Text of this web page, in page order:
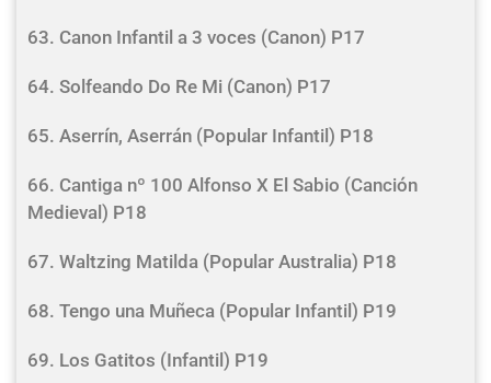
63. Canon Infantil a 3 voces (Canon) P17
64. Solfeando Do Re Mi (Canon) P17
65. Aserrín, Aserrán (Popular Infantil) P18
66. Cantiga nº 100 Alfonso X El Sabio (Canción
Medieval) P18
67. Waltzing Matilda (Popular Australia) P18
68. Tengo una Muñeca (Popular Infantil) P19
69. Los Gatitos (Infantil) P19